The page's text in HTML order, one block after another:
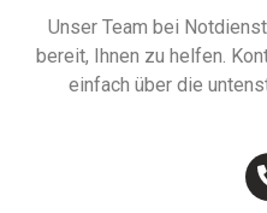
Unser Team bei
bereit, Ihnen zu helfen.
einfach über die